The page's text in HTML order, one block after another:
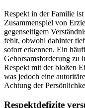
Respekt in der Familie
Zusammenspiel von
gegenseitigem
fehlt, obwohl dahinter
sofort erkennen. Ein
Gehorsamsforderung zu
Respekt mit der bloßen
was jedoch eine
Achtung der
Respektdefizite